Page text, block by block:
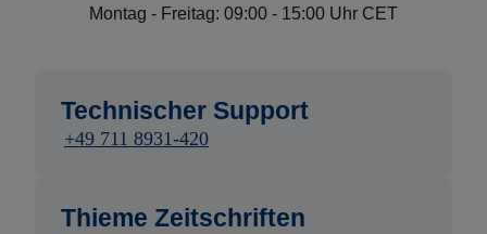
Montag - Freitag: 09:00 - 15:00 Uhr CET
Technischer Support
+49 711 8931-420
Thieme Zeitschriften